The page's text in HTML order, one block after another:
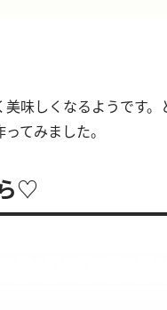
味しくなるようです
てみました。
♡